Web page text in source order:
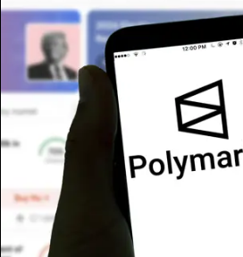
MADRID 26 May. (EUROPA
La Dirección General de
Ministerio de Derechos
expediente sancionador a
en las que se realizan
de juego ya que estarían
habilitación administrativa.